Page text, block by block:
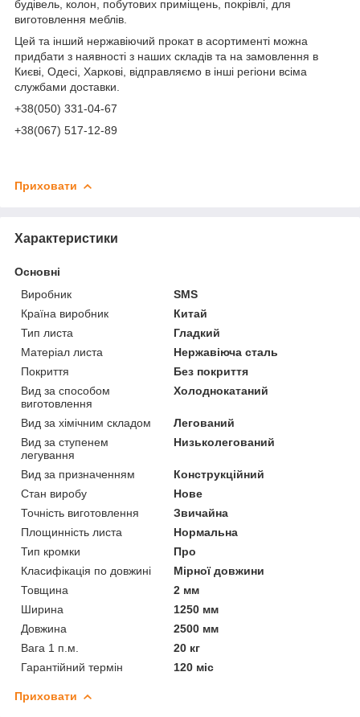
будівель, колон, побутових приміщень, покрівлі, для
виготовлення меблів.
Цей та інший нержавіючий прокат в асортименті можна
придбати з наявності з наших складів та на замовлення в
Києві, Одесі, Харкові, відправляємо в інші регіони всіма
службами доставки.
+38(050) 331-04-67
+38(067) 517-12-89
Приховати
Характеристики
Основні
Виробник
SMS
Країна виробник
Китай
Тип листа
Гладкий
Матеріал листа
Нержавіюча сталь
Покриття
Без покриття
Вид за способом
виготовлення
Холоднокатаний
Вид за хімічним складом
Легований
Вид за ступенем
легування
Низьколегований
Вид за призначенням
Конструкційний
Стан виробу
Нове
Точність виготовлення
Звичайна
Площинність листа
Нормальна
Тип кромки
Про
Класифікація по довжині
Мірної довжини
Товщина
2 мм
Ширина
1250 мм
Довжина
2500 мм
Вага 1 п.м.
20 кг
Гарантійний термін
120 міс
Приховати